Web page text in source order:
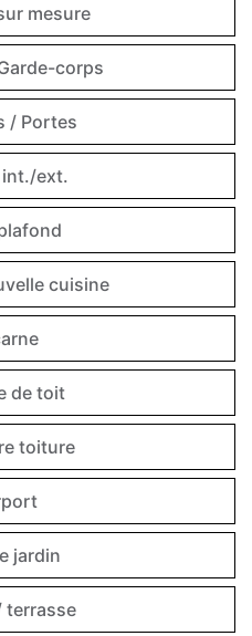
mesure
corps
/ Portes
ext.
cuisine
de toit
toiture
jardin
terrasse